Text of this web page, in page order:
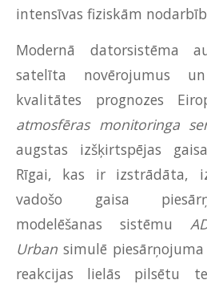
intensīvas fiziskām
Modernā datorsistēma
satelīta novērojumus
kvalitātes prognozes
atmosfēras monitoringa
augstas izšķirtspējas
Rīgai, kas ir izstrādāta,
vadošo gaisa
modelēšanas sistēmu
Urban simulē
reakcijas lielās pilsētu